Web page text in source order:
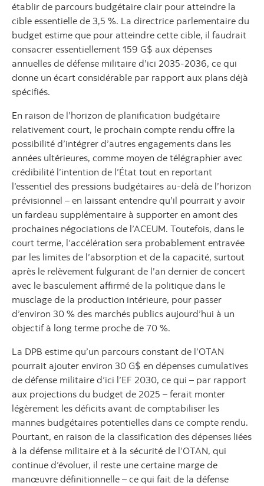
établir de parcours budgétaire clair pour atteindre la
cible essentielle de 3,5 %. La directrice parlementaire du
budget estime que pour atteindre cette cible, il faudrait
consacrer essentiellement 159 G$ aux dépenses
annuelles de défense militaire d’ici 2035-2036, ce qui
donne un écart considérable par rapport aux plans déjà
spécifiés.
En raison de l’horizon de planification budgétaire
relativement court, le prochain compte rendu offre la
possibilité d’intégrer d’autres engagements dans les
années ultérieures, comme moyen de télégraphier avec
crédibilité l’intention de l’État tout en reportant
l’essentiel des pressions budgétaires au-delà de l’horizon
prévisionnel – en laissant entendre qu’il pourrait y avoir
un fardeau supplémentaire à supporter en amont des
prochaines négociations de l’ACEUM. Toutefois, dans le
court terme, l’accélération sera probablement entravée
par les limites de l’absorption et de la capacité, surtout
après le relèvement fulgurant de l’an dernier de concert
avec le basculement affirmé de la politique dans le
musclage de la production intérieure, pour passer
d’environ 30 % des marchés publics aujourd’hui à un
objectif à long terme proche de 70 %.
La DPB estime qu’un parcours constant de l’OTAN
pourrait ajouter environ 30 G$ en dépenses cumulatives
de défense militaire d’ici l’EF 2030, ce qui – par rapport
aux projections du budget de 2025 – ferait monter
légèrement les déficits avant de comptabiliser les
mannes budgétaires potentielles dans ce compte rendu.
Pourtant, en raison de la classification des dépenses liées
à la défense militaire et à la sécurité de l’OTAN, qui
continue d’évoluer, il reste une certaine marge de
manœuvre définitionnelle – ce qui fait de la défense